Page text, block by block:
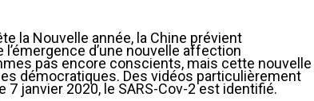
la Nouvelle année, la Chine prévient
l’émergence d’une nouvelle affection
pas encore conscients, mais cette nouvelle
démocratiques. Des vidéos particulièrement
janvier 2020, le SARS-Cov-2 est identifié.